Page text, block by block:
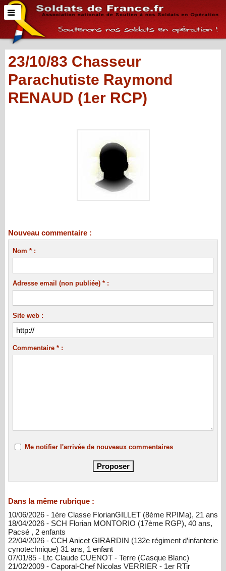
23/10/83 Chasseur
Parachutiste Raymond
RENAUD (1er RCP)
Nouveau commentaire :
Nom * :
Adresse email (non publiée) * :
Site web :
Commentaire * :
Me notifier l'arrivée de nouveaux commentaires
Dans la même rubrique :
10/06/2026 - 1ère Classe FlorianGILLET (8ème RPIMa), 21 ans
18/04/2026 - SCH Florian MONTORIO (17ème RGP), 40 ans,
Pacsé , 2 enfants
22/04/2026 - CCH Anicet GIRARDIN (132e régiment d’infanterie
cynotechnique) 31 ans, 1 enfant
07/01/85 - Ltc Claude CUENOT - Terre (Casque Blanc)
21/02/2009 - Caporal-Chef Nicolas VERRIER - 1er RTir